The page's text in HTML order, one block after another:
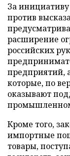
За инициативу
против
расширение
российских
предприятий,
которые, по
оказывают
Кроме того,
импортные
товары,